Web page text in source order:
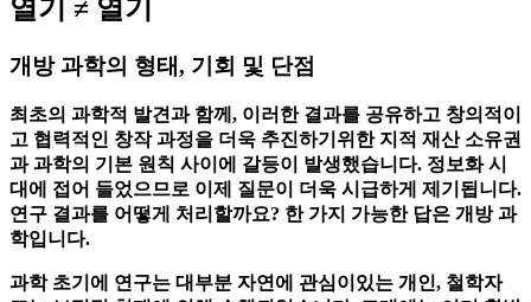
2021년 1월 31일
열기 ≠ 열기
개방 과학의 형태, 기회 및 단점
최초의 과학적 발견과 함께, 이러한 결과를 공유하고 창의적이
고 협력적인 창작 과정을 더욱 추진하기위한 지적 재산 소유권
과 과학의 기본 원칙 사이에 갈등이 발생했습니다. 정보화 시
연구 결과를 어떻게 처리할까요? 한 가지 가능한 답은 개방 과